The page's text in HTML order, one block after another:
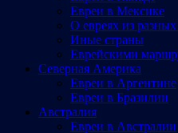
Евреи в Мексике
О евреях из разных
Иные страны
Еврейскими
Северная Америка
Евреи в Аргентине
Евреи в Бразилии
Австралия
Евреи в Австралии